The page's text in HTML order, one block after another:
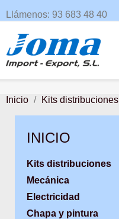
Llámenos: 93 683 48 40
Inicio Kits distribuciones
INICIO
Kits distribuciones
Mecánica
Electricidad
Chapa y pintura